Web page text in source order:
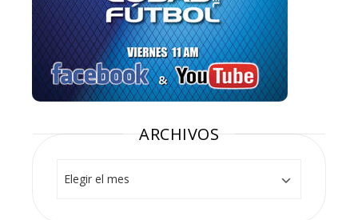
ARCHIVOS